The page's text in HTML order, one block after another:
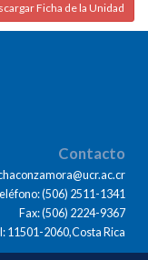
Ficha de la Unidad
Contacto
(506) 2511-1341
Fax: (506) 2224-9367
11501-2060,Costa Rica